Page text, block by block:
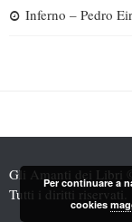
Inferno – Pedro
Recensioni
Gli Amanti dei Libri
Tutti i diritti riservati.
Per continuare a
cookies